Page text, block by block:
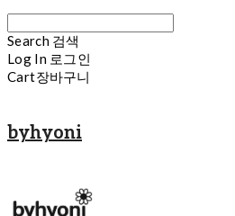
Search 검색
Log In 로그인
Cart장바구니
byhyoni